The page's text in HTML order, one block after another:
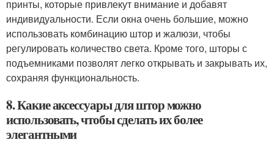
принты, которые привлекут внимание и добавят
индивидуальности. Если окна очень большие, можно
использовать комбинацию штор и жалюзи, чтобы
регулировать количество света. Кроме того, шторы с
подъемниками позволят легко открывать и закрывать их,
сохраняя функциональность.
8. Какие аксессуары для штор можно
использовать, чтобы сделать их более
элегантными